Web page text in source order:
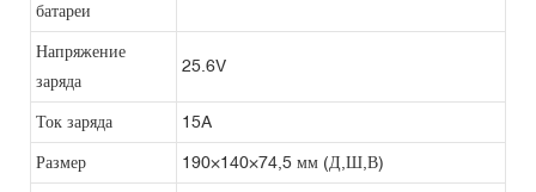
батареи
Напряжение
заряда
25.6V
Ток заряда 15A
Размер 190×140×74,5 мм (Д,Ш,В)